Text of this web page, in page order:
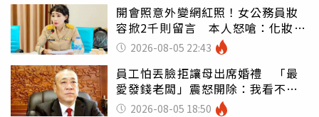
開會照意外變網紅照！女公務員妝
容掀2千則留言 本人怒嗆：化妝有
錯嗎2026-08-05 22:43
員工怕丟臉拒讓母出席婚禮 「最
愛發錢老闆」震怒開除：我看不起
你 2026-08-05 18:50